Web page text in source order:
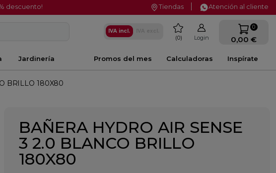
descuento! Tiendas Atención al cliente
IVA incl. favorite
0 Login
0
0,00 €
Jardinería Inspírate
Calculadoras
Promos del mes
BRILLO 180X80
BAÑERA HYDRO AIR SENSE
3 2.0 BLANCO BRILLO
180X80